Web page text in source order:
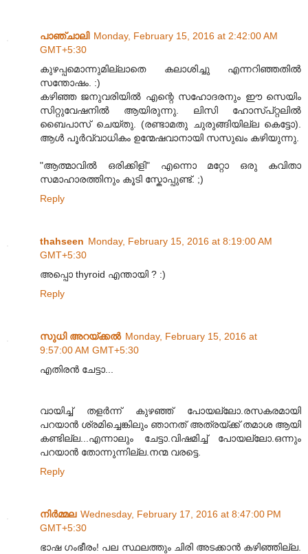
പാഞ്ചാലി Monday, February 15, 2016 at 2:42:00 AM
GMT+5:30
കുഴപ്പമൊന്നുമില്ലാതെ കലാശിച്ചു എന്നറിഞ്ഞതിൽ
സന്തോഷം. :)
കഴിഞ്ഞ ജനുവരിയിൽ എന്റെ സഹോദരനും ഈ സെയിം
സിറ്റുവേഷനിൽ ആയിരുന്നു. ലിസി ഹോസ്പ്റ്റലിൽ
ബൈപാസ് ചെയ്തു. (രണ്ടാമതു ചുരുങ്ങിയില്ല കെട്ടോ).
ആൾ പൂർവ്വാധികം ഉന്മേഷവാനായി സസുഖം കഴിയുന്നു.
"ആത്മാവിൽ ഒരിക്കിളി" എന്നൊ മറ്റോ ഒരു കവിതാ
സമാഹാരത്തിനും കൂടി സ്കോപ്പുണ്ട്. ;)
Reply
thahseen Monday, February 15, 2016 at 8:19:00 AM
GMT+5:30
അപ്പൊ thyroid എന്തായി ? :)
Reply
സുധി അറയ്ക്കൽ Monday, February 15, 2016 at
9:57:00 AM GMT+5:30
എതിരൻ ചേട്ടാ...
വായിച്ച്‌ തളർന്ന് കുഴഞ്ഞ്‌ പോയല്ലോ.രസകരമായി
പറയാൻ ശ്രമിച്ചെങ്കിലും ഞാനത്‌ അത്രയ്ക്ക്‌ തമാശ ആയി
കണ്ടില്ല...എന്നാലും ചേട്ടാ.വിഷമിച്ച്‌ പോയല്ലോ.ഒന്നും
പറയാൻ തോന്നുന്നില്ല.നന്മ വരട്ടെ.
Reply
നിര്‍മ്മല Wednesday, February 17, 2016 at 8:47:00 PM
GMT+5:30
ഭാഷ ഗംഭീരം! പല സ്ഥലത്തും ചിരി അടക്കാന്‍ കഴിഞ്ഞില്ല.